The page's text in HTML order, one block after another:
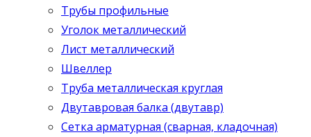
Трубы профильные
Уголок металлический
Лист металлический
Швеллер
Труба металлическая круглая
Двутавровая балка (двутавр)
Сетка арматурная (сварная, кладочная)